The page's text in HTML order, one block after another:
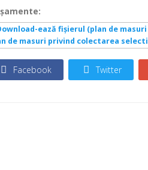
de masuri privind colectarea
Facebook Twitter